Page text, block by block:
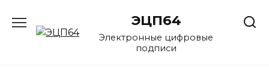
содержанию
ЭЦП64
Электронные цифровые
подписи